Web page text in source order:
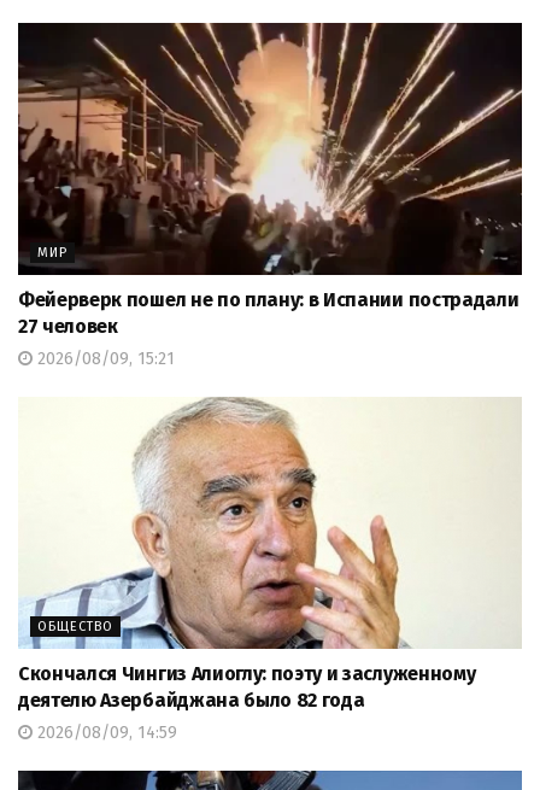
МИР
Фейерверк пошел не по плану: в Испании пострадали
27 человек
2026/08/09, 15:21
ОБЩЕСТВО
Скончался Чингиз Алиоглу: поэту и заслуженному
деятелю Азербайджана было 82 года
2026/08/09, 14:59